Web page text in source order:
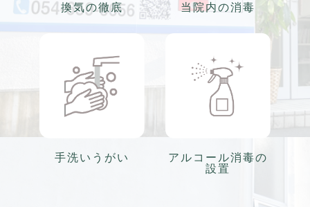
換気の徹底 当院内の消毒
手洗いうがい
アルコール消毒の
設置